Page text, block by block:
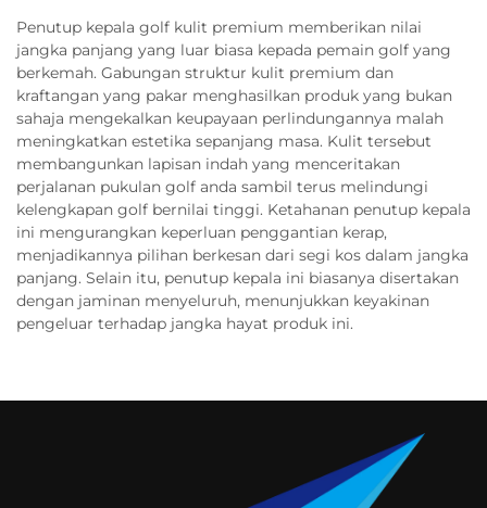
Penutup kepala golf kulit premium memberikan nilai
jangka panjang yang luar biasa kepada pemain golf yang
berkemah. Gabungan struktur kulit premium dan
kraftangan yang pakar menghasilkan produk yang bukan
sahaja mengekalkan keupayaan perlindungannya malah
meningkatkan estetika sepanjang masa. Kulit tersebut
membangunkan lapisan indah yang menceritakan
perjalanan pukulan golf anda sambil terus melindungi
kelengkapan golf bernilai tinggi. Ketahanan penutup kepala
ini mengurangkan keperluan penggantian kerap,
menjadikannya pilihan berkesan dari segi kos dalam jangka
panjang. Selain itu, penutup kepala ini biasanya disertakan
dengan jaminan menyeluruh, menunjukkan keyakinan
pengeluar terhadap jangka hayat produk ini.